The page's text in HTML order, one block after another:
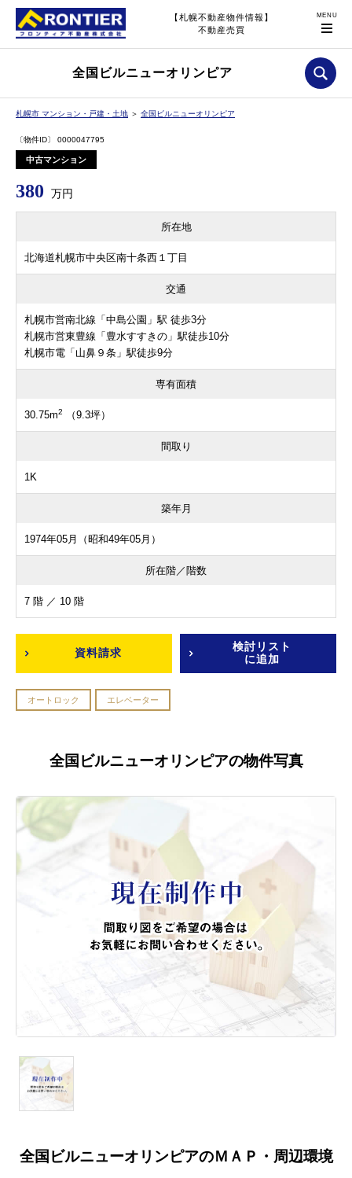
【札幌不動産物件情報】
不動産売買
全国ビルニューオリンピア
札幌市 マンション・戸建・土地 ＞ 全国ビルニューオリンピア
〔物件ID〕 0000047795
中古マンション
380 万円
所在地
北海道札幌市中央区南十条西１丁目
交通
札幌市営南北線「中島公園」駅 徒歩3分
札幌市営東豊線「豊水すすきの」駅徒歩10分
札幌市電「山鼻９条」駅徒歩9分
専有面積
30.75m2 （9.3坪）
間取り
1K
築年月
1974年05月（昭和49年05月）
所在階／階数
7 階 ／ 10 階
資料請求
検討リスト
に追加
オートロック エレベーター
全国ビルニューオリンピアの物件写真
全国ビルニューオリンピアのＭＡＰ・周辺環境